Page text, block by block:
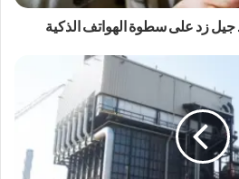
جيل زد على سطوة الهواتف الذكية